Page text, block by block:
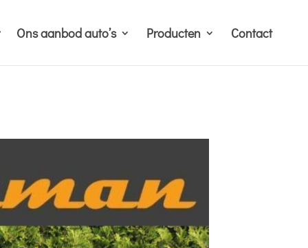
Ons aanbod auto’s Producten Contact